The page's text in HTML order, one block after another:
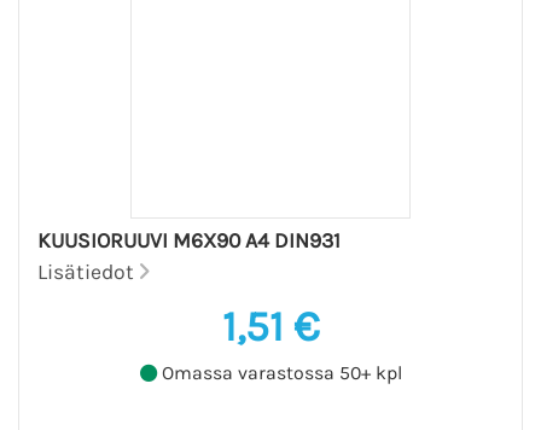
KUUSIORUUVI M6X90 A4 DIN931
Lisätiedot
1,51 €
Omassa varastossa 50+ kpl